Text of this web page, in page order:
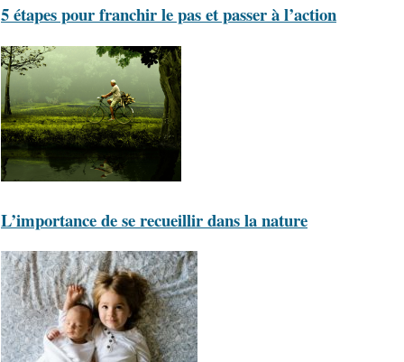
5 étapes pour franchir le pas et passer à l’action
L’importance de se recueillir dans la nature